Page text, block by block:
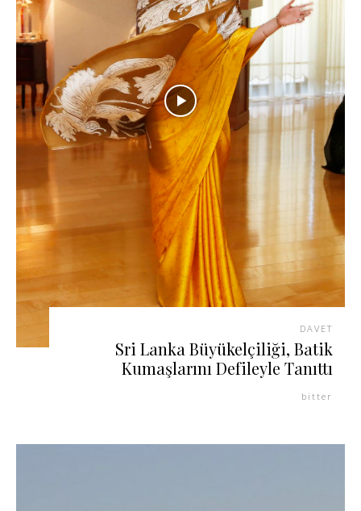
DAVET
Sri Lanka Büyükelçiliği, Batik
Kumaşlarını Defileyle Tanıttı
bitter